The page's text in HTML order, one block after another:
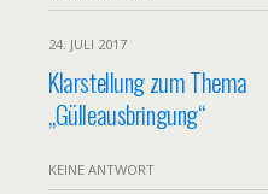
24. JULI 2017
Klarstellung zum Thema
„Gülleausbringung“
KEINE ANTWORT